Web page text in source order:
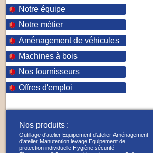
Notre équipe
Notre métier
Aménagement de véhicules
Machines à bois
Nos fournisseurs
Offres d'emploi
Nos produits :
Outillage d'atelier Equipement d'atelier Aménagement
d'atelier Manutention levage Equipement de
protection individuelle Hygiène sécurité